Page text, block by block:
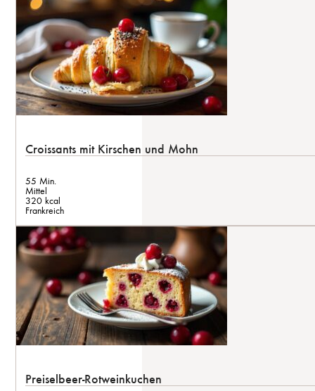
Croissants mit Kirschen und Mohn
55 Min.
Mittel
320 kcal
Frankreich
Preiselbeer-Rotweinkuchen